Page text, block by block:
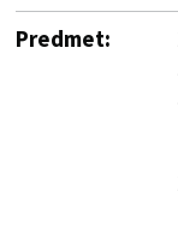
Predmet: